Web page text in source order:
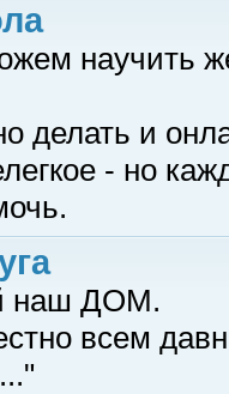
научить
делать и
- но
наш ДОМ.
всем